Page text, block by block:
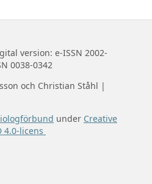
version: e-ISSN 2002-
0038-0342
och Christian Ståhl |
under Creative
4.0-licens